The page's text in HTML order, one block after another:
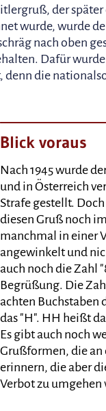
der später
wurde, wurde
nach oben
Dafür
denn die
Blick voraus
Nach 1945 wurde
und in Österreich
Strafe gestellt.
diesen Gruß noch
manchmal in einer
angewinkelt und
auch noch die Zahl
Begrüßung. Die
achten Buchstaben
das "H". HH heißt
Es gibt auch noch
Grußformen, die
erinnern, die aber
Verbot zu umgehen